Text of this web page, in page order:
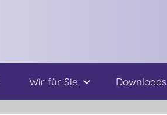
Wir für Sie Downloads